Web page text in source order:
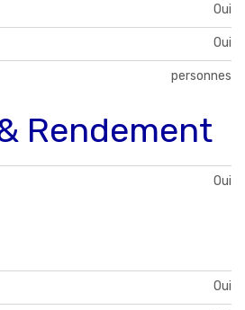
Oui
Oui
personnes
Rendement
Oui
Oui